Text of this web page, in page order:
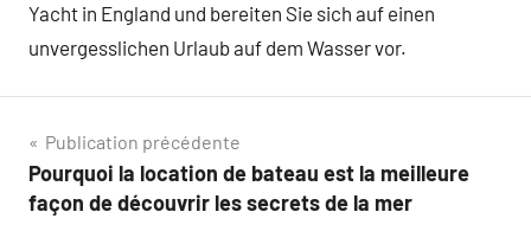
Yacht in England und bereiten Sie sich auf einen
unvergesslichen Urlaub auf dem Wasser vor.
Navigation
de
Publication précédente
Pourquoi la location de bateau est la meilleure
façon de découvrir les secrets de la mer